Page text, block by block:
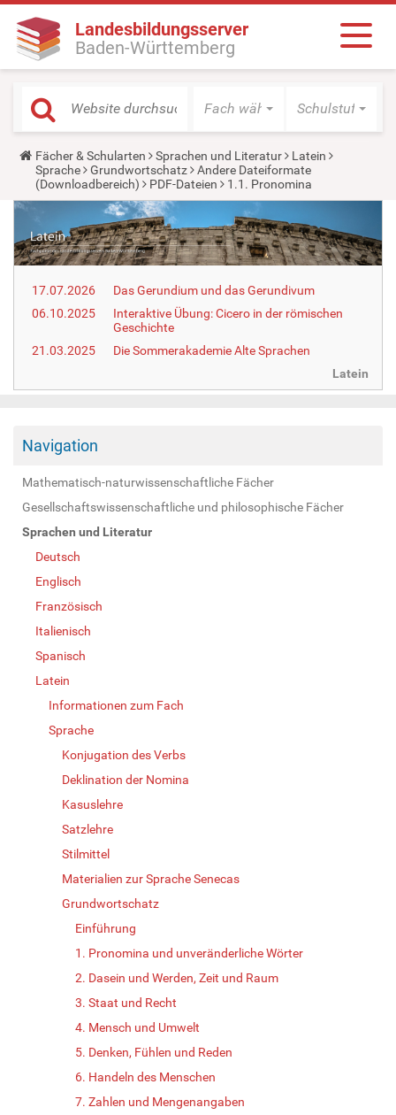
Landesbildungsserver
Baden-Württemberg
Fach wählen Schulstufe
Y
o
u
a
h
e
r
:
Fächer & Schularten Sprachen und Literatur
Latein
Sprache
Grundwortschatz
Andere Dateiformate
(Downloadbereich)
PDF-Dateien 1.1. Pronomina
17.07.2026
Das Gerundium und das Gerundivum
06.10.2025
Interaktive Übung: Cicero in der römischen
Geschichte
21.03.2025
Die Sommerakademie Alte Sprachen
Latein
Navigation
Mathematisch-naturwissenschaftliche Fächer
Gesellschaftswissenschaftliche und philosophische Fächer
Sprachen und Literatur
Deutsch
Englisch
Französisch
Italienisch
Spanisch
Latein
Informationen zum Fach
Sprache
Konjugation des Verbs
Deklination der Nomina
Kasuslehre
Satzlehre
Stilmittel
Materialien zur Sprache Senecas
Grundwortschatz
Einführung
1. Pronomina und unveränderliche Wörter
2. Dasein und Werden, Zeit und Raum
3. Staat und Recht
4. Mensch und Umwelt
5. Denken, Fühlen und Reden
6. Handeln des Menschen
7. Zahlen und Mengenangaben